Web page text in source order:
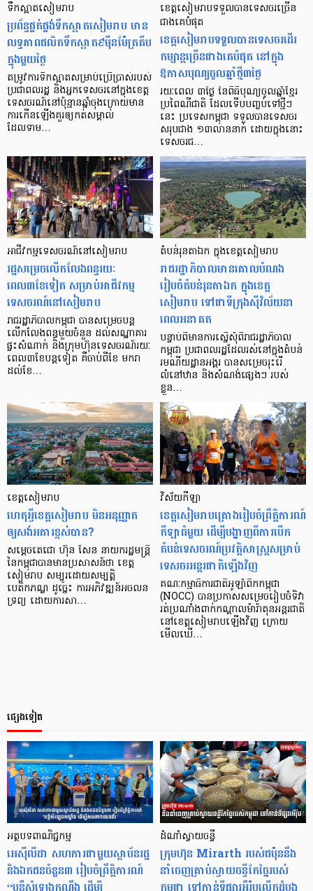
ទឹកស្អាតសៀមរាប
ប្រព័ន្ធផ្គត់ផ្គង់ទឹកស្អាតសៀមរាប មាន
លទ្ធភាពផលិតទឹកស្អាត៩ម៉ឺនម៉ែត្រគីប
ក្នុងមួយថ្ងៃ
តម្រូវការទឹកស្អាតសម្រាប់ប្រើប្រាស់របស់
ប្រជាពលរដ្ឋ និងអ្នកទេសចរនៅក្នុងខេត្ត
ទេសចរណ៍នៅប៉ុន្មានឆ្នាំចុងក្រោយមាន
ការកើនឡើងគួរឲ្យកត់សម្គាល់
ដែលទាម…
ខេត្តសៀមរាបទទួលបានទេសចរច្រើន
ជាងគេបំផុត
ខេត្តសៀមរាបទទួលបានទេសចរដើរ
កម្សាន្ដច្រើនជាងគេបំផុត នៅក្នុង
ឱកាសបុណ្យចូលឆ្នាំថ្មី៣ថ្ងៃ
រយៈពេល ៣ថ្ងៃ នៃពិធីបុណ្យចូលឆ្នាំខ្មែរ
ប្រពៃណីជាតិ ដែលទើបបញ្ចប់ទៅថ្មីៗ
នេះ ប្រទេសកម្ពុជា ទទួលបានទេសចរ
សរុបជាង ១៣លាននាក់ ដោយក្នុងនោះ
ទេសចរជ…
អាជីវកម្មទេសចរណ៍នៅសៀមរាប
រដ្ឋសម្រេចលើកលែងពន្ធរយៈ
ពេល៣ខែទៀត សម្រាប់អាជីវកម្ម
ទេសចរណ៍នៅសៀមរាប
រាជរដ្ឋាភិបាលកម្ពុជា បានសម្រេចបន្ដ
លើកលែងពន្ធមួយចំនួន ដល់សណ្ឋាគារ
ផ្ទះសំណាក់ និងក្រុមហ៊ុនទេសចរណ៍រយៈ
ពេល៣ខែបន្តទៀត គឺចាប់ពីខែ មករា
ដល់ខែ…
តំបន់រុនតាឯក ក្នុងខេត្តសៀមរាប
រាជរដ្ឋាភិបាលមានគោលបំណង
រៀបចំតំបន់រុនតាឯក ក្នុងខេត្ត
សៀមរាប ទៅជាទីក្រុងស៊ីវិល័យនា
ពេលអនាគត
បន្ទាប់ពីមានការស្នើសុំពីរាជរដ្ឋាភិបាល
កម្ពុជា ប្រជាពលរដ្ឋដែលរស់នៅក្នុងតំបន់
រមណីយដ្ឋានអង្គរ បានសម្រេចរុះរើ
លំនៅឋាន និងសំណង់ផ្សេងៗ របស់
ខ្លួន…
ខេត្តសៀមរាប
ហេតុអ្វីខេត្តសៀមរាប មិនអនុញ្ញាត
ឲ្យសង់អគារខ្ពស់បាន?
សម្ដេចតេជោ ហ៊ុន សែន នាយករដ្ឋមន្ត្រី
នៃកម្ពុជាបានមានប្រសាសន៍ថា ខេត្ត
សៀមរាប សម្បូរដោយសម្បត្តិ
បេតិកភណ្ឌ ដូច្នេះ ការអភិវឌ្ឍន៍អចលន
ទ្រព្យ ដោយការសា…
វិស័យកីឡា
ខេត្តសៀមរាបគ្រោងរៀបចំព្រឹត្តិការណ៍
កីឡាធំមួយ ដើម្បីបង្ហាញពីការបើក
តំបន់ទេសចរណ៍ប្រវត្តិសាស្ត្រសម្រាប់
ទេសចរអន្តរជាតិឡើងវិញ
គណៈកម្មាធិការជាតិអូឡាំពិកកម្ពុជា
(NOCC) បានប្រកាសសម្រេចរៀបចំទិវា
រត់ប្រណាំងពាក់កណ្តាលម៉ារ៉ាតុនអន្តរជាតិ
នៅខេត្តសៀមរាបឡើងវិញ ក្រោយ
មើលឃើ…
ផ្សេងទៀត
អត្ថបទពាណិជ្ជកម្ម
អេស៊ីលីដា សហការជាមួយស្ថាប័នរដ្ឋ
និងឯកជនចំនួន៣ រៀបចំព្រឹត្តិការណ៍
ដំណាំស្វាយចន្ទី
ក្រុមហ៊ុន Mirarth របស់ជប៉ុននឹង
នាំចេញគ្រាប់ស្វាយចន្ទីកែច្នៃរបស់